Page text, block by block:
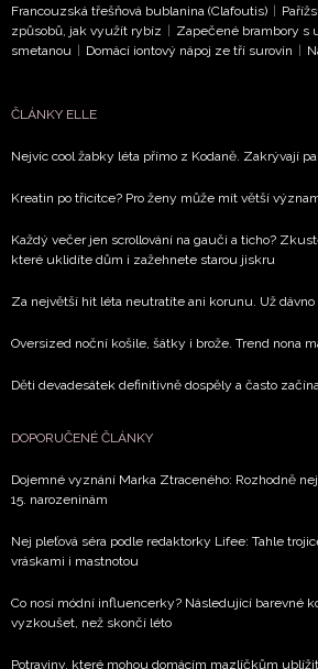
Francouzská třešňová bublanina (Clafoutis) |
způsobů, jak využít rybíz | Zapečené brambory s
smetanou | Domácí iontový nápoj ze tří surovin |
ČLÁNKY ELLE
Nejvíc cool žabky léta přímo z Kodaně. Zakrývají
Kreatin po třicítce? Pro ženy může mít větší
Každý večer jen scrollování na gauči a ticho?
které uklidíte dům i zažehnete starou jiskru
Za největší hit léta neutratíte ani korunu. Už dávno
Oversized noční košile, šátky i brože. Trend nona
Děti devadesátek definitivně dospěly a často
DOPORUČENÉ ČLÁNKY
Dojemné vyznání Marka Ztraceného: Rozhodně
15. narozeninám
Nej pleťová séra podle redaktorky Lifee: Tahle
vráskami i mastnotou
Co nosí módní influencerky? Následující barevné
vyzkoušet, než skončí léto
Potraviny, které mohou domácím mazlíčkům